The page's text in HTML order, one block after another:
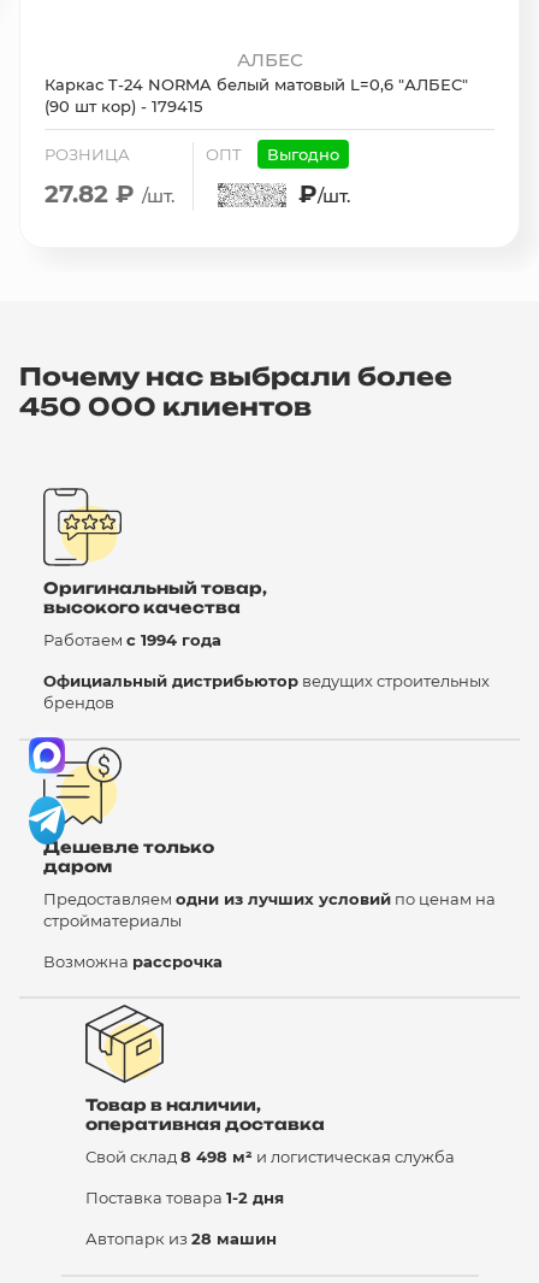
АЛБЕС
Каркас T-24 NORMA белый матовый L=0,6 "АЛБЕС"
(90 шт кор) - 179415
РОЗНИЦА
27.82 ₽ /шт.
ОПТ Выгодно
₽/шт.
Почему нас выбрали более
450 000 клиентов
Оригинальный товар,
высокого качества
Работаем с 1994 года
Официальный дистрибьютор ведущих строительных
брендов
Дешевле только
даром
Предоставляем одни из лучших условий по ценам на
стройматериалы
Возможна рассрочка
Товар в наличии,
оперативная доставка
Свой склад 8 498 м² и логистическая служба
Поставка товара 1-2 дня
Автопарк из 28 машин